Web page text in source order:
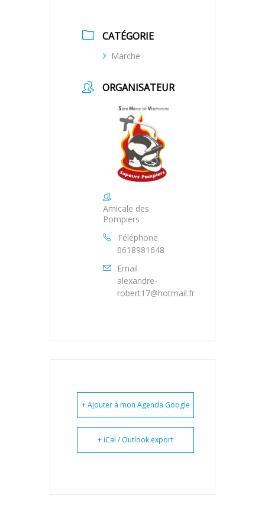
CATÉGORIE
Marche
ORGANISATEUR
Amicale des
Pompiers
Téléphone
0618981648
Email
alexandre-
robert17@hotmail.fr
+ Ajouter à mon Agenda Google
+ iCal / Outlook export